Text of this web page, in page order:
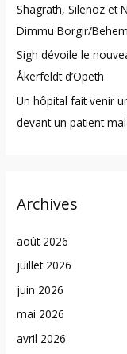
Shagrath, Silenoz et
Dimmu Borgir/
Sigh dévoile le
Åkerfeldt d’Opeth
Un hôpital fait venir
devant un patient
Archives
août 2026
juillet 2026
juin 2026
mai 2026
avril 2026